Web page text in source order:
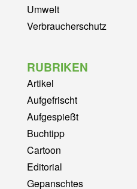
Umwelt
Verbraucherschutz
RUBRIKEN
Artikel
Aufgefrischt
Aufgespießt
Buchtipp
Cartoon
Editorial
Gepanschtes